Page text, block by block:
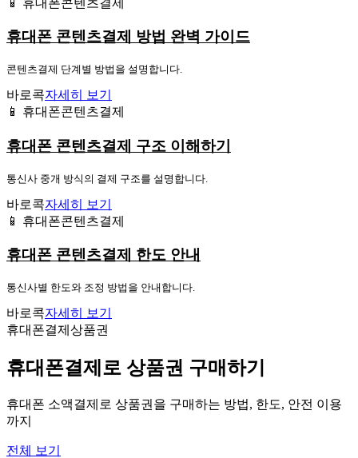
휴대폰 콘텐츠결제 방법 완벽 가이드
콘텐츠결제 단계별 방법을 설명합니다.
바로콕자세히 보기
📱 휴대폰콘텐츠결제
휴대폰 콘텐츠결제 구조 이해하기
통신사 중개 방식의 결제 구조를 설명합니다.
바로콕자세히 보기
📱 휴대폰콘텐츠결제
휴대폰 콘텐츠결제 한도 안내
통신사별 한도와 조정 방법을 안내합니다.
바로콕자세히 보기
휴대폰결제상품권
휴대폰결제로 상품권 구매하기
휴대폰 소액결제로 상품권을 구매하는 방법, 한도, 안전 이용
까지
전체 보기